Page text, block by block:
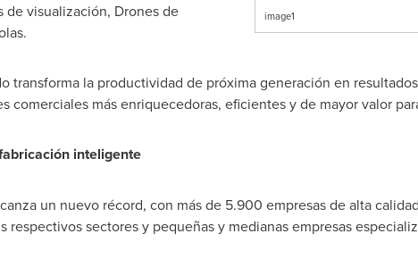
image1
de visualización, Drones de
transforma la productividad de próxima generación en
comerciales más enriquecedoras, eficientes y de mayor valor
inteligente
un nuevo récord, con más de 5.900 empresas de alta
respectivos sectores y pequeñas y medianas empresas